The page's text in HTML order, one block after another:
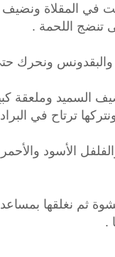
في المقلاة
تنضج اللحمة .
السميد وملعقة
ترتاح في
الأسود والأحمر
ثم نغلقها
.
حوى للقران